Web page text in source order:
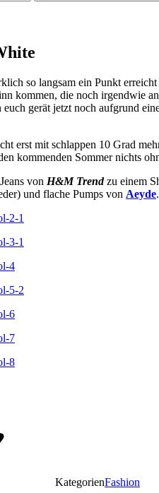
so langsam ein Punkt
kommen, die noch irgendwie
gerät jetzt noch aufgrund
erst mit schlappen 10 Grad
kommenden Sommer nichts
von H&M Trendzu einem
und flache Pumps von Aeyde
KategorienFashion